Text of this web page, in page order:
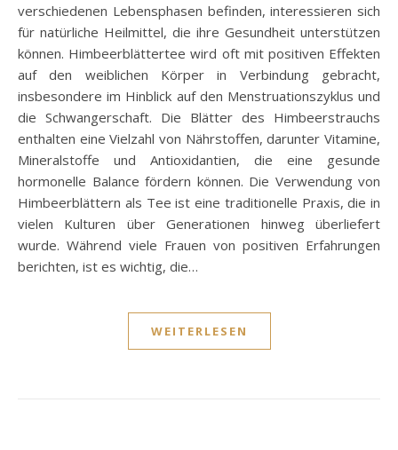
verschiedenen Lebensphasen befinden, interessieren sich
für natürliche Heilmittel, die ihre Gesundheit unterstützen
können. Himbeerblättertee wird oft mit positiven Effekten
auf den weiblichen Körper in Verbindung gebracht,
insbesondere im Hinblick auf den Menstruationszyklus und
die Schwangerschaft. Die Blätter des Himbeerstrauchs
enthalten eine Vielzahl von Nährstoffen, darunter Vitamine,
Mineralstoffe und Antioxidantien, die eine gesunde
hormonelle Balance fördern können. Die Verwendung von
Himbeerblättern als Tee ist eine traditionelle Praxis, die in
vielen Kulturen über Generationen hinweg überliefert
wurde. Während viele Frauen von positiven Erfahrungen
berichten, ist es wichtig, die…
WEITERLESEN